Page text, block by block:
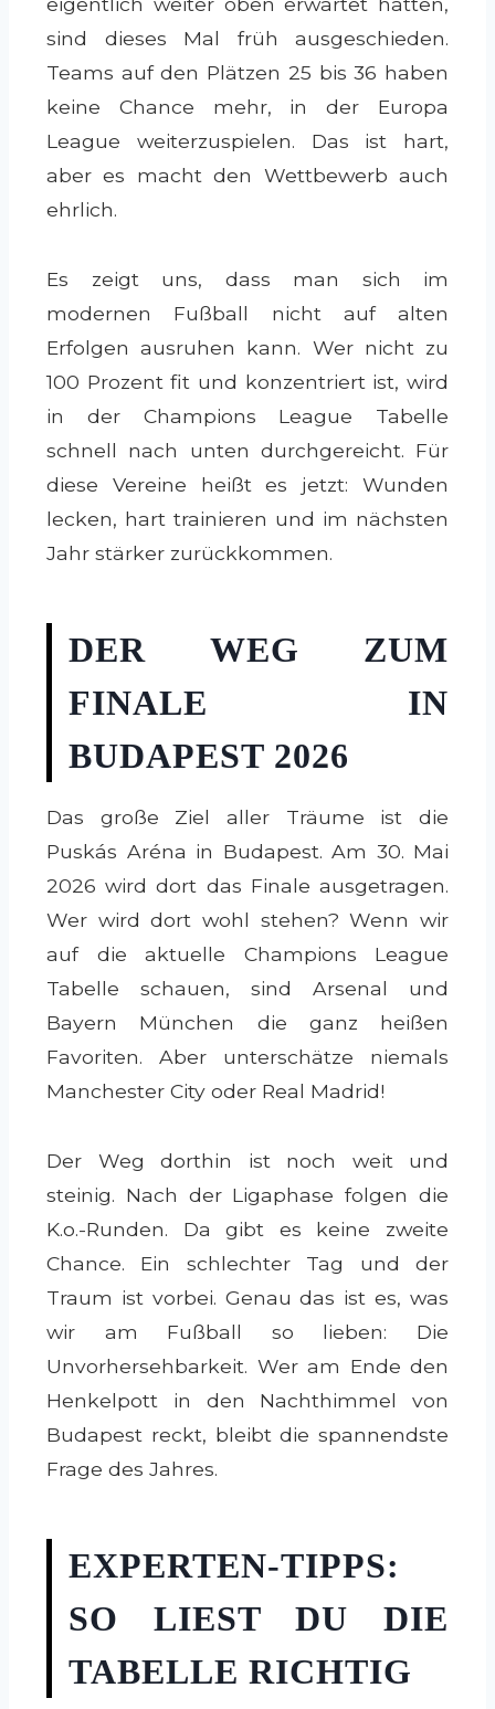
sind dieses Mal früh ausgeschieden.
Teams auf den Plätzen 25 bis 36 haben
keine Chance mehr, in der Europa
League weiterzuspielen. Das ist hart,
aber es macht den Wettbewerb auch
ehrlich.
Es zeigt uns, dass man sich im
modernen Fußball nicht auf alten
Erfolgen ausruhen kann. Wer nicht zu
100 Prozent fit und konzentriert ist, wird
in der Champions League Tabelle
schnell nach unten durchgereicht. Für
diese Vereine heißt es jetzt: Wunden
lecken, hart trainieren und im nächsten
Jahr stärker zurückkommen.
DER WEG ZUM
FINALE IN
BUDAPEST 2026
Das große Ziel aller Träume ist die
Puskás Aréna in Budapest. Am 30. Mai
2026 wird dort das Finale ausgetragen.
Wer wird dort wohl stehen? Wenn wir
auf die aktuelle Champions League
Tabelle schauen, sind Arsenal und
Bayern München die ganz heißen
Favoriten. Aber unterschätze niemals
Manchester City oder Real Madrid!
Der Weg dorthin ist noch weit und
steinig. Nach der Ligaphase folgen die
K.o.-Runden. Da gibt es keine zweite
Chance. Ein schlechter Tag und der
Traum ist vorbei. Genau das ist es, was
wir am Fußball so lieben: Die
Unvorhersehbarkeit. Wer am Ende den
Henkelpott in den Nachthimmel von
Budapest reckt, bleibt die spannendste
Frage des Jahres.
EXPERTEN-TIPPS:
SO LIEST DU DIE
TABELLE RICHTIG